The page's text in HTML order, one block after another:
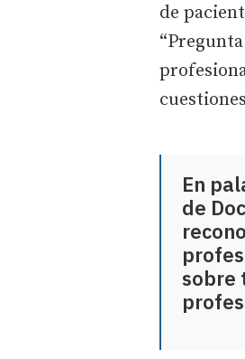
de
En
de
sobre